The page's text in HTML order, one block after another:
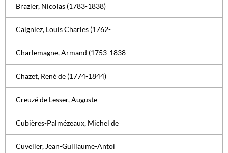
Brazier, Nicolas (1783-1838)
Caigniez, Louis Charles (1762-
Charlemagne, Armand (1753-1838
Chazet, René de (1774-1844)
Creuzé de Lesser, Auguste
Cubières-Palmézeaux, Michel de
Cuvelier, Jean-Guillaume-Antoi